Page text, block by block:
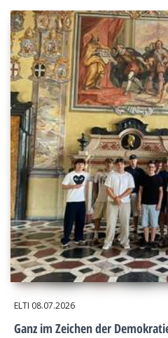
ELTI 08.07.2026
Ganz im Zeichen der